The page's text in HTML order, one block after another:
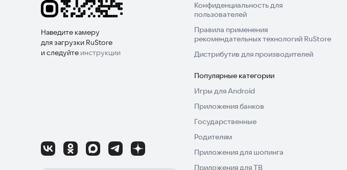
Наведите камеру
для загрузки RuStore
и следуйте инструкции
Конфиденциальность для
пользователей
Правила применения
рекомендательных технологий RuStore
Дистрибутив для производителей
Популярные категории
Игры для Android
Приложения банков
Государственные
Родителям
Приложения для шопинга
Приложения для ТВ